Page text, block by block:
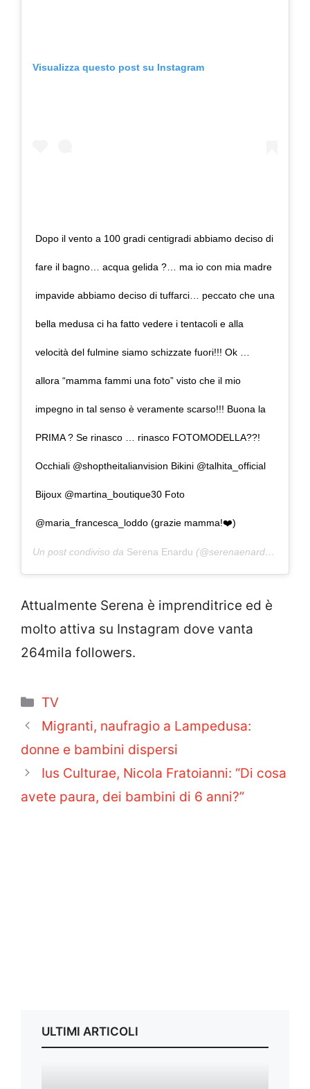
Visualizza questo post su Instagram
Dopo il vento a 100 gradi centigradi abbiamo deciso di
fare il bagno… acqua gelida ?… ma io con mia madre
impavide abbiamo deciso di tuffarci… peccato che una
bella medusa ci ha fatto vedere i tentacoli e alla
velocità del fulmine siamo schizzate fuori!!! Ok …
allora “mamma fammi una foto” visto che il mio
impegno in tal senso è veramente scarso!!! Buona la
PRIMA ? Se rinasco … rinasco FOTOMODELLA??!
Occhiali @shoptheitalianvision Bikini @talhita_official
Bijoux @martina_boutique30 Foto
@maria_francesca_loddo (grazie mamma!❤️)
Un post condiviso da Serena Enardu (@serenaenardu) in data:
Attualmente Serena è imprenditrice ed è
molto attiva su Instagram dove vanta
264mila followers.
Categorie
TV
Migranti, naufragio a Lampedusa:
donne e bambini dispersi
Ius Culturae, Nicola Fratoianni: “Di cosa
avete paura, dei bambini di 6 anni?”
ULTIMI ARTICOLI